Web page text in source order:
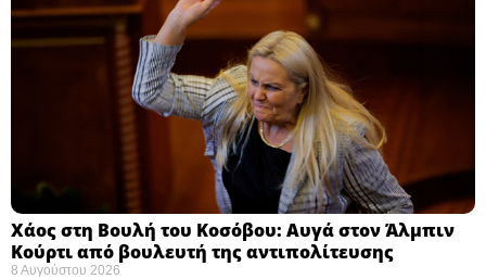
Χάος στη Βουλή του Κοσόβου: Αυγά στον Άλμπιν
Κούρτι από βουλευτή της αντιπολίτευσης
8 Αυγούστου 2026